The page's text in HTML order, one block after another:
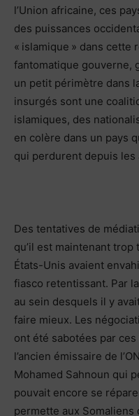
l’Union africaine, ces
des puissances
« islamique » dans cette
fantomatique gouverne,
un petit périmètre dans
insurgés sont une
islamiques, des
en colère dans un pays
qui perdurent depuis les
Des tentatives de
qu’il est maintenant trop
États-Unis avaient
fiasco retentissant. Par
au sein desquels il y
faire mieux. Les
ont été sabotées par
l’ancien émissaire de
Mohamed Sahnoun qui
pouvait encore se
permette aux